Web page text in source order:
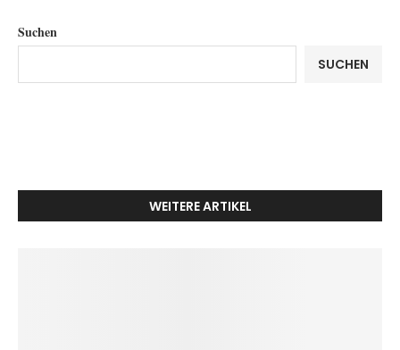
Suchen
SUCHEN
WEITERE ARTIKEL